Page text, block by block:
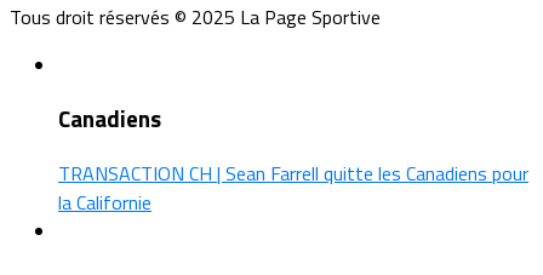
Tous droit réservés © 2025 La Page Sportive
Canadiens
TRANSACTION CH | Sean Farrell quitte les Canadiens pour
la Californie